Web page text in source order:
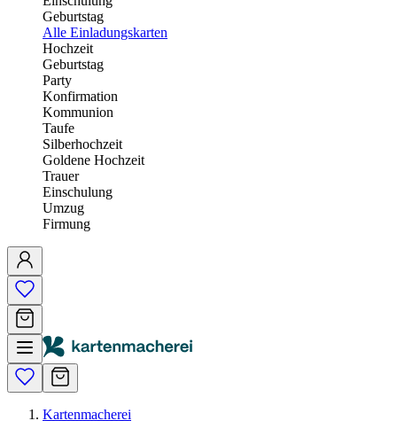
Geburtstag
Alle Einladungskarten
Hochzeit
Geburtstag
Party
Konfirmation
Kommunion
Taufe
Silberhochzeit
Goldene Hochzeit
Trauer
Einschulung
Umzug
Firmung
Kartenmacherei